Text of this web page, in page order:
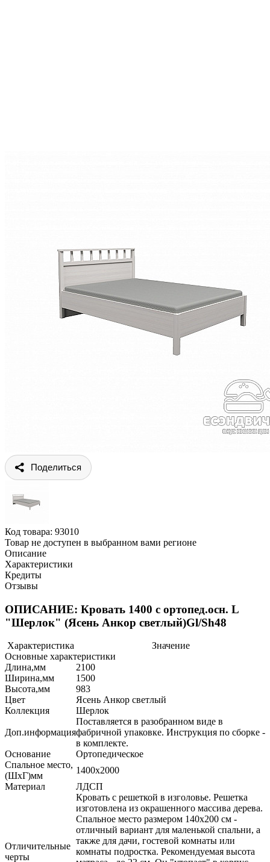
Поделиться
Код товара: 93010
Товар не доступен в выбранном вами регионе
Описание
Характеристики
Кредиты
Отзывы
ОПИСАНИЕ: Кровать 1400 с ортопед.осн. L
"Шерлок" (Ясень Анкор светлый)Gl/Sh48
Характеристика
Значение
Основные характеристики
Длина,мм
2100
Ширина,мм
1500
Высота,мм
983
Цвет
Ясень Анкор светлый
Коллекция
Шерлок
Доп.информация
Поставляется в разобранном виде в
фабричной упаковке. Инструкция по сборке -
в комплекте.
Основание
Ортопедическое
Спальное место,
(ШхГ)мм
1400х2000
Материал
ЛДСП
Отличительные
черты
Кровать с решеткой в изголовье. Решетка
изготовлена из окрашенного массива дерева.
Спальное место размером 140х200 см -
отличный вариант для маленькой спальни, а
также для дачи, гостевой комнаты или
комнаты подростка. Рекомендуемая высота